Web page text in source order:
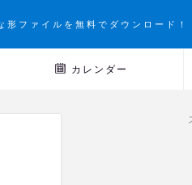
ファイルを無料でダウンロード！
カレンダー